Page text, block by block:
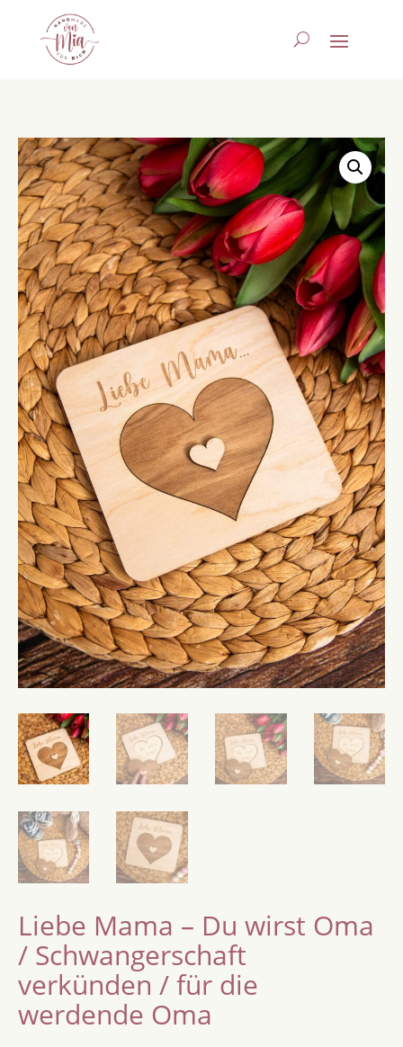
Liebe Mama – Du wirst Oma
/ Schwangerschaft
verkünden / für die
werdende Oma